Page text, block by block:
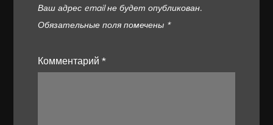
Ваш адрес email не будет опубликован.
Обязательные поля помечены *
Комментарий*